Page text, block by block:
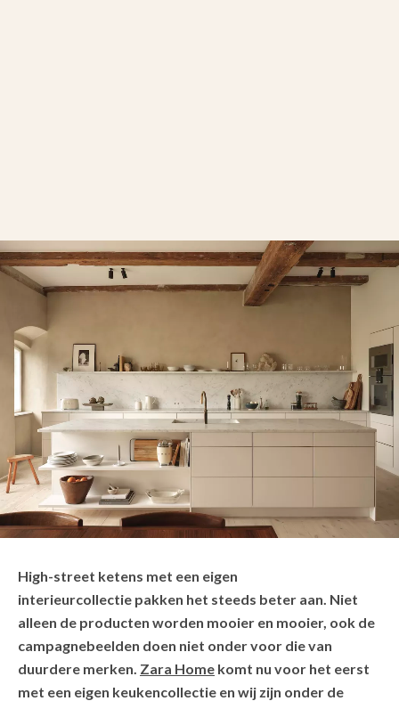
High-street ketens met een eigen
interieurcollectie pakken het steeds beter aan. Niet
alleen de producten worden mooier en mooier, ook de
campagnebeelden doen niet onder voor die van
duurdere merken. Zara Home komt nu voor het eerst
met een eigen keukencollectie en wij zijn onder de